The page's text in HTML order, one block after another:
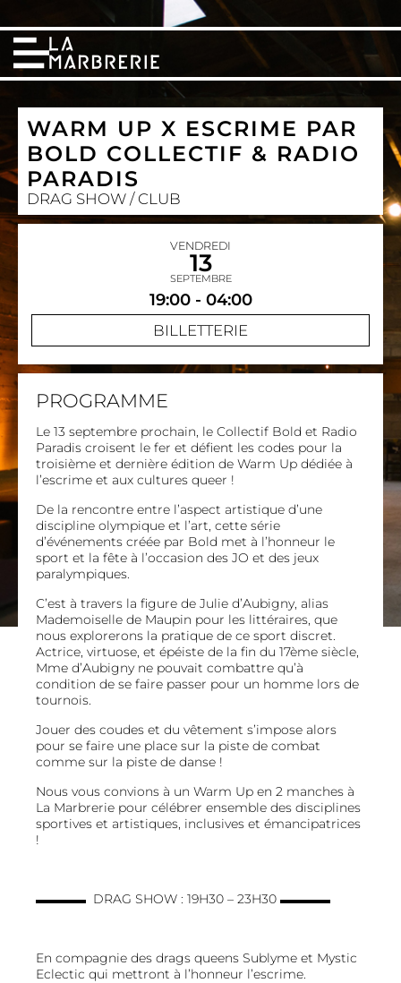
WARM UP X ESCRIME PAR
BOLD COLLECTIF & RADIO
PARADIS
DRAG SHOW / CLUB
VENDREDI
13
SEPTEMBRE
19:00 - 04:00
BILLETTERIE
PROGRAMME
Le 13 septembre prochain, le Collectif Bold et Radio
Paradis croisent le fer et défient les codes pour la
troisième et dernière édition de Warm Up dédiée à
l’escrime et aux cultures queer !
De la rencontre entre l’aspect artistique d’une
discipline olympique et l’art, cette série
d’événements créée par Bold met à l’honneur le
sport et la fête à l’occasion des JO et des jeux
paralympiques.
C’est à travers la figure de Julie d’Aubigny, alias
Mademoiselle de Maupin pour les littéraires, que
nous explorerons la pratique de ce sport discret.
Actrice, virtuose, et épéiste de la fin du 17ème siècle,
Mme d’Aubigny ne pouvait combattre qu’à
condition de se faire passer pour un homme lors de
tournois.
Jouer des coudes et du vêtement s’impose alors
pour se faire une place sur la piste de combat
comme sur la piste de danse !
Nous vous convions à un Warm Up en 2 manches à
La Marbrerie pour célébrer ensemble des disciplines
sportives et artistiques, inclusives et émancipatrices
!
▬▬▬▬ DRAG SHOW : 19H30 – 23H30 ▬▬▬▬
En compagnie des drags queens Sublyme et Mystic
Eclectic qui mettront à l’honneur l’escrime.